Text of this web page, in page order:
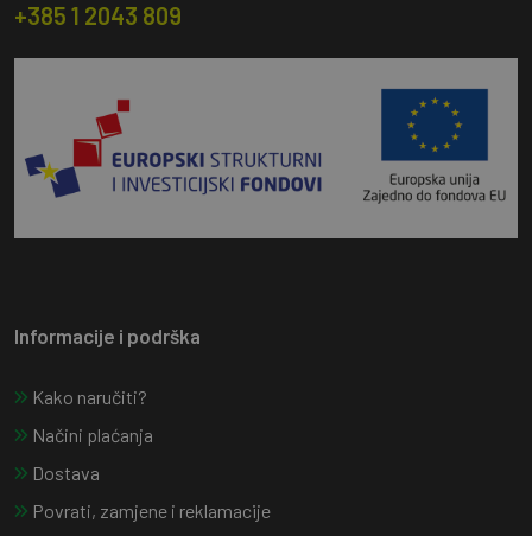
+385 1 2043 809
Informacije i podrška
Kako naručiti?
Načini plaćanja
Dostava
Povrati, zamjene i reklamacije